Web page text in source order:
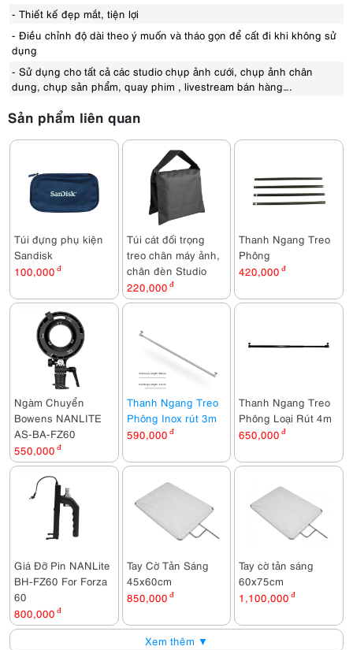
- Thiết kế đẹp mắt, tiện lợi
- Điều chỉnh độ dài theo ý muốn và tháo gọn để cất đi khi không sử
dụng
- Sử dụng cho tất cả các studio chụp ảnh cưới, chụp ảnh chân
dung, chụp sản phẩm, quay phim , livestream bán hàng….
Sản phẩm liên quan
Túi đựng phụ kiện
Sandisk
100,000 đ
Túi cát đối trọng
treo chân máy ảnh,
chân đèn Studio
220,000 đ
Thanh Ngang Treo
Phông
420,000 đ
Ngàm Chuyển
Bowens NANLITE
AS-BA-FZ60
550,000 đ
Thanh Ngang Treo
Phông Inox rút 3m
590,000 đ
Thanh Ngang Treo
Phông Loại Rút 4m
650,000 đ
Giá Đỡ Pin NANLite
BH-FZ60 For Forza
60
800,000 đ
Tay Cờ Tản Sáng
45x60cm
850,000 đ
Tay cờ tản sáng
60x75cm
1,100,000 đ
Xem thêm ▼